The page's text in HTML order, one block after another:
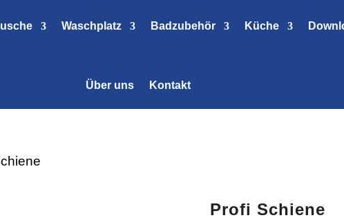
Waschplatz Badzubehör Küche
Über uns Kontakt
Profi Schiene